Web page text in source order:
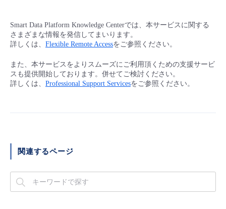
Smart Data Platform Knowledge Centerでは、本サービスに関する
さまざまな情報を発信してまいります。
詳しくは、 Flexible Remote Accessをご参照ください。
また、本サービスをよりスムーズにご利用頂くための支援サービ
スも提供開始しております。併せてご検討ください。
詳しくは、 Professional Support Servicesをご参照ください。
関連するページ